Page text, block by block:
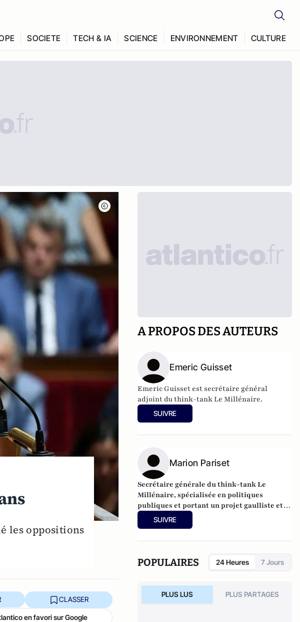
SOCIETE TECH & IA SCIENCE ENVIRONNEMENT CULTURE
les oppositions
CLASSER
en favori sur Google
A PROPOS DES AUTEURS
Emeric Guisset
Emeric Guisset est secrétaire général
adjoint du think-tank Le Millénaire.
SUIVRE
Marion Pariset
Secrétaire générale du think-tank Le
Millénaire, spécialisée en politiques
publiques et portant un projet gaulliste et
réformateur au service de la grandeur de la
France
SUIVRE
POPULAIRES 24 Heures 7 Jours
PLUS LUS PLUS PARTAGES